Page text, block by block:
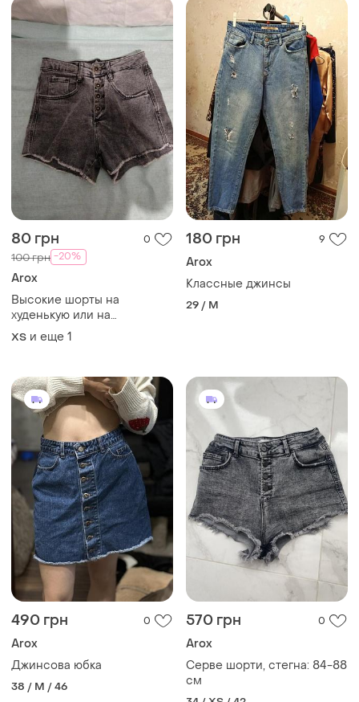
80 грн 0
100 грн -20%
Arox
Высокие шорты на
худенькую или на
подростка
ХS и еще 1
180 грн 9
Arox
Классные джинсы
29 / M
490 грн 0
Arox
Джинсова юбка
38 / M / 46
570 грн 0
Arox
Серве шорти, стегна: 84-88
см